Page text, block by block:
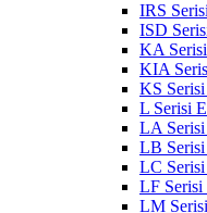
IRS
ISD
KA
KIA
KS
L Serisi
LA Serisi
LB Serisi
LC
LF Serisi
LM